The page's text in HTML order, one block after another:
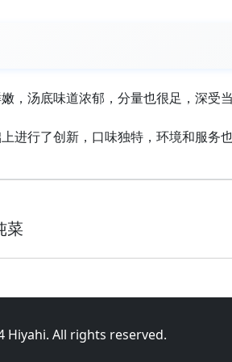
，汤底味道浓郁，分量也很足，深受
进行了创新，口味独特，环境和服务
菜
Hiyahi. All rights reserved.